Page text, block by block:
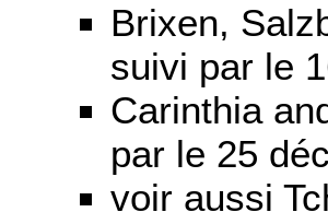
Brixen,
suivi par le
Carinthia
par le 25
voir aussi